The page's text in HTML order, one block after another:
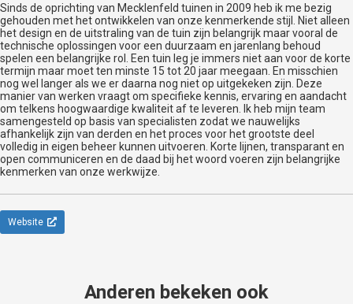
Sinds de oprichting van Mecklenfeld tuinen in 2009 heb ik me bezig
gehouden met het ontwikkelen van onze kenmerkende stijl. Niet alleen
het design en de uitstraling van de tuin zijn belangrijk maar vooral de
technische oplossingen voor een duurzaam en jarenlang behoud
spelen een belangrijke rol. Een tuin leg je immers niet aan voor de korte
termijn maar moet ten minste 15 tot 20 jaar meegaan. En misschien
nog wel langer als we er daarna nog niet op uitgekeken zijn. Deze
manier van werken vraagt om specifieke kennis, ervaring en aandacht
om telkens hoogwaardige kwaliteit af te leveren. Ik heb mijn team
samengesteld op basis van specialisten zodat we nauwelijks
afhankelijk zijn van derden en het proces voor het grootste deel
volledig in eigen beheer kunnen uitvoeren. Korte lijnen, transparant en
open communiceren en de daad bij het woord voeren zijn belangrijke
kenmerken van onze werkwijze.
Website
Anderen bekeken ook